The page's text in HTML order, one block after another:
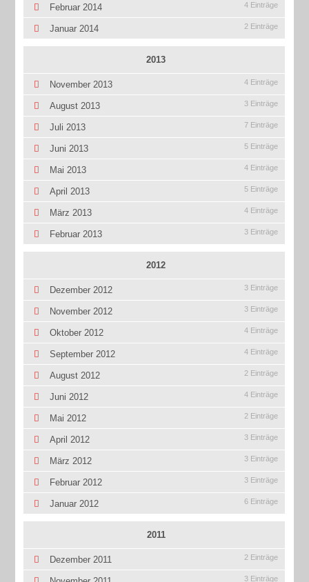
Februar 2014 4 Einträge
Januar 2014 2 Einträge
2013
November 2013 4 Einträge
August 2013 3 Einträge
Juli 2013 7 Einträge
Juni 2013 5 Einträge
Mai 2013 4 Einträge
April 2013 5 Einträge
März 2013 4 Einträge
Februar 2013 3 Einträge
2012
Dezember 2012 3 Einträge
November 2012 3 Einträge
Oktober 2012 4 Einträge
September 2012 4 Einträge
August 2012 2 Einträge
Juni 2012 4 Einträge
Mai 2012 2 Einträge
April 2012 3 Einträge
März 2012 3 Einträge
Februar 2012 3 Einträge
Januar 2012 6 Einträge
2011
Dezember 2011 2 Einträge
3 Einträge